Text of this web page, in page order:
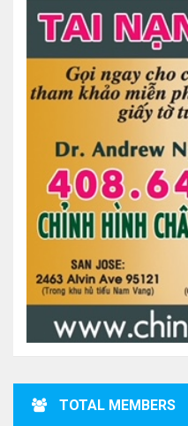
TOTAL MEMBERS